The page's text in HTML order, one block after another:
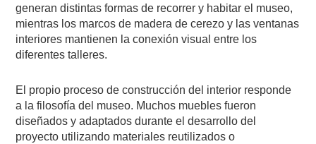
generan distintas formas de recorrer y habitar el museo,
mientras los marcos de madera de cerezo y las ventanas
interiores mantienen la conexión visual entre los
diferentes talleres.
El propio proceso de construcción del interior responde
a la filosofía del museo. Muchos muebles fueron
diseñados y adaptados durante el desarrollo del
proyecto utilizando materiales reutilizados o